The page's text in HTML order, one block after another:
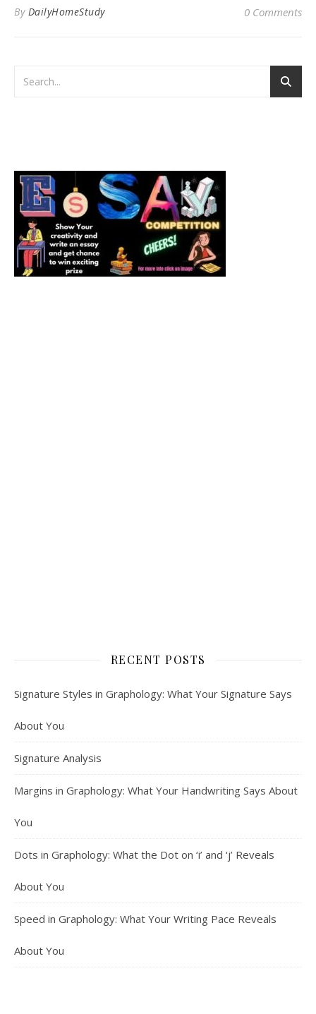
By DailyHomeStudy 0 Comments
RECENT POSTS
Signature Styles in Graphology: What Your Signature Says
About You
Signature Analysis
Margins in Graphology: What Your Handwriting Says About
You
Dots in Graphology: What the Dot on ‘i’ and ‘j’ Reveals
About You
Speed in Graphology: What Your Writing Pace Reveals
About You